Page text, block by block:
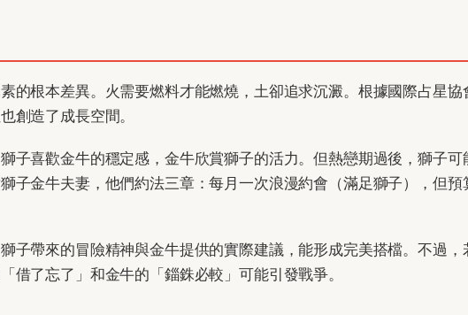
的根本差異。火需要燃料才能燃燒，土卻追求沉澱。根據國際占星協
創造了成長空間。
子喜歡金牛的穩定感，金牛欣賞獅子的活力。但熱戀期過後，獅子可
子金牛夫妻，他們約法三章：每月一次浪漫約會（滿足獅子），但預
子帶來的冒險精神與金牛提供的實際建議，能形成完美搭檔。不過，
了忘了」和金牛的「錙銖必較」可能引發戰爭。